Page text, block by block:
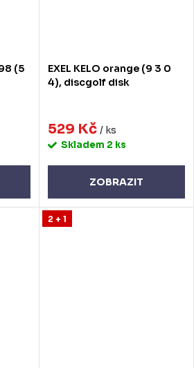
(5
EXEL KELO orange (9 3 0
4), discgolf disk
529 Kč / ks
Skladem 2 ks
ZOBRAZIT
2 + 1